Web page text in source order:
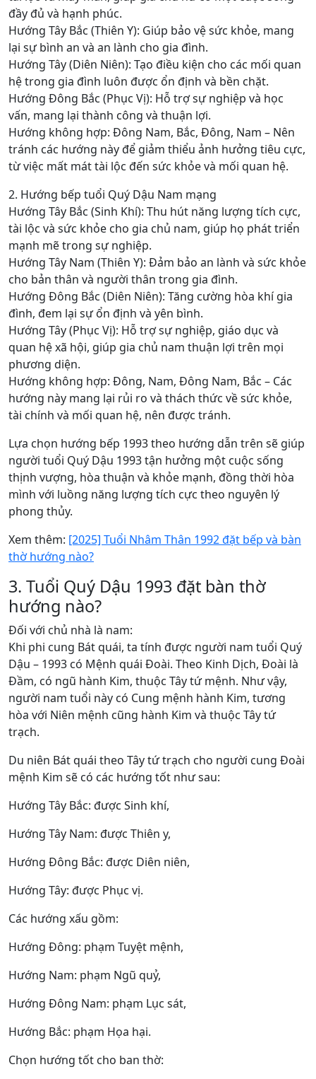
đầy đủ và hạnh phúc.
Hướng Tây Bắc (Thiên Y): Giúp bảo vệ sức khỏe, mang
lại sự bình an và an lành cho gia đình.
Hướng Tây (Diên Niên): Tạo điều kiện cho các mối quan
hệ trong gia đình luôn được ổn định và bền chặt.
Hướng Đông Bắc (Phục Vị): Hỗ trợ sự nghiệp và học
vấn, mang lại thành công và thuận lợi.
Hướng không hợp: Đông Nam, Bắc, Đông, Nam – Nên
tránh các hướng này để giảm thiểu ảnh hưởng tiêu cực,
từ việc mất mát tài lộc đến sức khỏe và mối quan hệ.
2. Hướng bếp tuổi Quý Dậu Nam mạng
Hướng Tây Bắc (Sinh Khí): Thu hút năng lượng tích cực,
tài lộc và sức khỏe cho gia chủ nam, giúp họ phát triển
mạnh mẽ trong sự nghiệp.
Hướng Tây Nam (Thiên Y): Đảm bảo an lành và sức khỏe
cho bản thân và người thân trong gia đình.
Hướng Đông Bắc (Diên Niên): Tăng cường hòa khí gia
đình, đem lại sự ổn định và yên bình.
Hướng Tây (Phục Vị): Hỗ trợ sự nghiệp, giáo dục và
quan hệ xã hội, giúp gia chủ nam thuận lợi trên mọi
phương diện.
Hướng không hợp: Đông, Nam, Đông Nam, Bắc – Các
hướng này mang lại rủi ro và thách thức về sức khỏe,
tài chính và mối quan hệ, nên được tránh.
Lựa chọn hướng bếp 1993 theo hướng dẫn trên sẽ giúp
người tuổi Quý Dậu 1993 tận hưởng một cuộc sống
thịnh vượng, hòa thuận và khỏe mạnh, đồng thời hòa
mình với luồng năng lượng tích cực theo nguyên lý
phong thủy.
Xem thêm: [2025] Tuổi Nhâm Thân 1992 đặt bếp và bàn
thờ hướng nào?
3. Tuổi Quý Dậu 1993 đặt bàn thờ
hướng nào?
Đối với chủ nhà là nam:
Khi phi cung Bát quái, ta tính được người nam tuổi Quý
Dậu – 1993 có Mệnh quái Đoài. Theo Kinh Dịch, Đoài là
Đầm, có ngũ hành Kim, thuộc Tây tứ mệnh. Như vậy,
người nam tuổi này có Cung mệnh hành Kim, tương
hòa với Niên mệnh cũng hành Kim và thuộc Tây tứ
trạch.
Du niên Bát quái theo Tây tứ trạch cho người cung Đoài
mệnh Kim sẽ có các hướng tốt như sau:
Hướng Tây Bắc: được Sinh khí,
Hướng Tây Nam: được Thiên y,
Hướng Đông Bắc: được Diên niên,
Hướng Tây: được Phục vị.
Các hướng xấu gồm:
Hướng Đông: phạm Tuyệt mệnh,
Hướng Nam: phạm Ngũ quỷ,
Hướng Đông Nam: phạm Lục sát,
Hướng Bắc: phạm Họa hại.
Chọn hướng tốt cho ban thờ: